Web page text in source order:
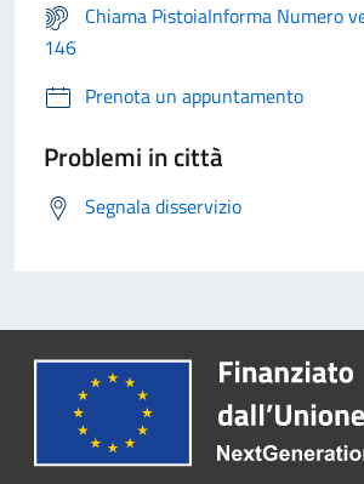
Chiama PistoiaInforma Numero
146
Prenota un appuntamento
Problemi in città
Segnala disservizio